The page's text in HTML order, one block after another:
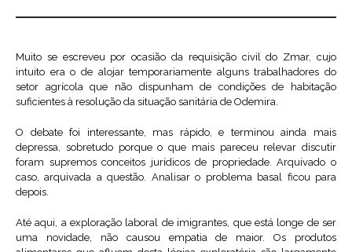
Muito se escreveu por ocasião da requisição civil do Zmar, cujo
intuito era o de alojar temporariamente alguns trabalhadores do
setor agrícola que não dispunham de condições de habitação
suficientes à resolução da situação sanitária de Odemira.
O debate foi interessante, mas rápido, e terminou ainda mais
depressa, sobretudo porque o que mais pareceu relevar discutir
foram supremos conceitos jurídicos de propriedade. Arquivado o
caso, arquivada a questão. Analisar o problema basal ficou para
depois.
Até aqui, a exploração laboral de imigrantes, que está longe de ser
uma novidade, não causou empatia de maior. Os produtos